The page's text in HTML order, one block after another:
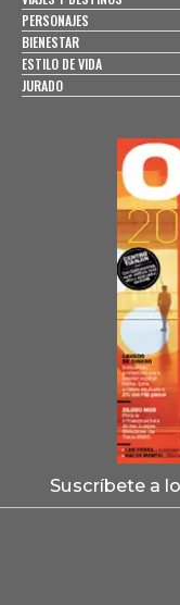
PERSONAJES
BIENESTAR
ESTILO DE VIDA
JURADO
Suscríbete a